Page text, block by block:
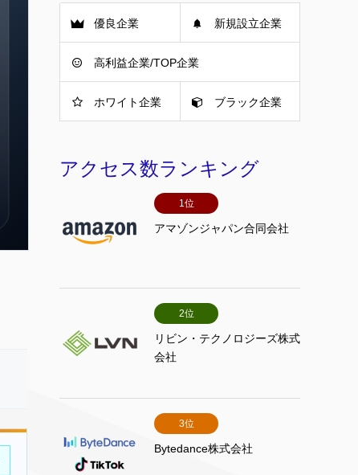
優良企業 新規設立企業
高利益企業/TOP企業
ホワイト企業 ブラック企業
アクセス数ランキング
1位
アマゾンジャパン合同会社
2位
リビン・テクノロジーズ株式
会社
3位
Bytedance株式会社